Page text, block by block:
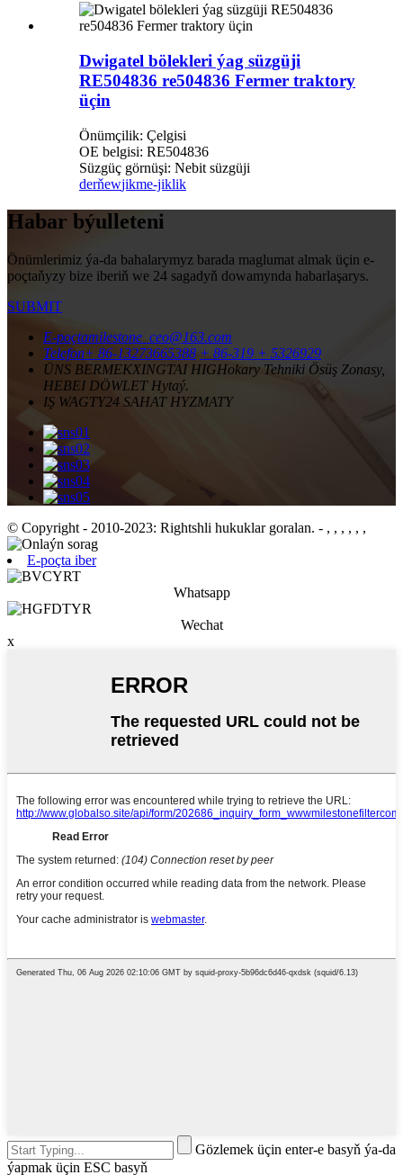
Dwigatel bölekleri ýag süzgüji
RE504836 re504836 Fermer traktory
üçin
Önümçilik: Çelgisi
OE belgisi: RE504836
Süzgüç görnüşi: Nebit süzgüji
derňewjikme-jiklik
Habar býulleteni
Önümlerimiz ýa-da bahalarymyz barada maglumat almak üçin e-
poçtaňyzy bize iberiň we 24 sagadyň dowamynda habarlaşarys.
SUBMIT
E-poçtamilestone_ceo@163.com
Telefon+ 86-13273665388 + 86-319 + 5326929
ÜNS BERMEKXINGTAI HIGHokary Tehniki Ösüş Zonasy,
HEBEI DÖWLET Hytaý.
IŞ WAGTY24 SAHAT HYZMATY
© Copyright - 2010-2023: Rightshli hukuklar goralan. - , , , , , ,
E-poçta iber
Whatsapp
Wechat
x
Gözlemek üçin enter-e basyň ýa-da
ýapmak üçin ESC basyň